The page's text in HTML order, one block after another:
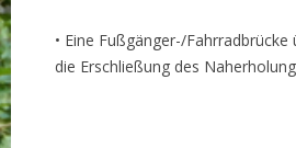
• Eine Fußgänger-/
die Erschließung des